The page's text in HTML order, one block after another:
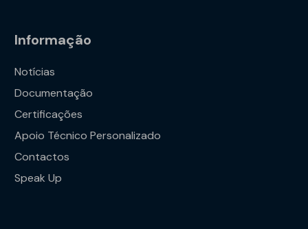
Informação
Notícias
Documentação
Certificações
Apoio Técnico Personalizado
Contactos
Speak Up